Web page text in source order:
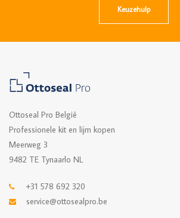
Keuzehulp
Ottoseal Pro België
Professionele kit en lijm kopen
Meerweg 3
9482 TE Tynaarlo NL
+31 578 692 320
service@ottosealpro.be